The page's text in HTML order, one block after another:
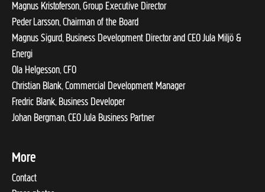
Magnus Kristoferson, Group Executive Director
Peder Larsson, Chairman of the Board
Magnus Sigurd, Business Development Director and CEO Jula Miljö &
Energi
Ola Helgesson, CFO
Christian Blank, Commercial Development Manager
Fredric Blank, Business Developer
Johan Bergman, CEO Jula Business Partner
More
Contact